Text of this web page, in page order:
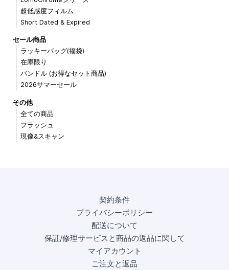
超低感度フィルム
Short Dated & Expired
セール商品
ラッキーバッグ(福袋)
在庫限り
バンドル (お得なセット商品)
2026サマーセール
その他
全ての商品
フラッシュ
現像&スキャン
契約条件
プライバシーポリシー
配送について
保証/修理サービスと商品の返品に関して
マイアカウント
ご注文と返品